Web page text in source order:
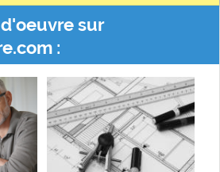
sur
: